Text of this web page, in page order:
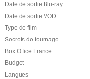
Date de sortie Blu-ray
Date de sortie VOD
Type de film
Secrets de tournage
Box Office France
Budget
Langues